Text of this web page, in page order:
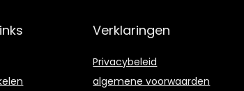
Verklaringen
Privacybeleid
algemene voorwaarden